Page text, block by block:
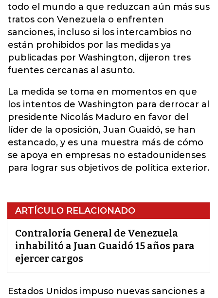
todo el mundo a que reduzcan aún más sus
tratos con Venezuela o enfrenten
sanciones, incluso si los intercambios no
están prohibidos por las medidas ya
publicadas por Washington, dijeron tres
fuentes cercanas al asunto.
La medida se toma en momentos en que
los intentos de Washington para derrocar al
presidente Nicolás Maduro en favor del
líder de la oposición, Juan Guaidó, se han
estancado, y es una muestra más de cómo
se apoya en empresas no estadounidenses
para lograr sus objetivos de política exterior.
ARTÍCULO RELACIONADO
Contraloría General de Venezuela
inhabilitó a Juan Guaidó 15 años para
ejercer cargos
Estados Unidos impuso nuevas sanciones a